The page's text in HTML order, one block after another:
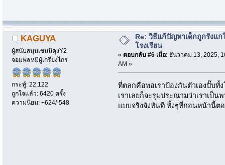
KAGUYA
ผู้สนับสนุนเซนนิคุงY2
จอมพลหมีผู้เกรียงไกร
กระทู้: 22,122
ถูกใจแล้ว: 6420 ครั้ง
ความนิยม: +624/-548
Re: วิธีแก้ปัญหาเด็กถูกรังแก
โรงเรียน
« ตอบกลับ #6 เมื่อ: ธันวาคม 13, 2025,
AM »
ที่ตลกคือพอเราป้องกันตัวเองปั๊บทั้
เราเลยก็จะรุมประณามว่าเราเป็
แบบจริงจังทันที ทั้งๆที่ก่อนหน้านี้ต